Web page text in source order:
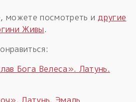
можете посмотреть идругие
Живы.
Бога Велеса». Латунь.